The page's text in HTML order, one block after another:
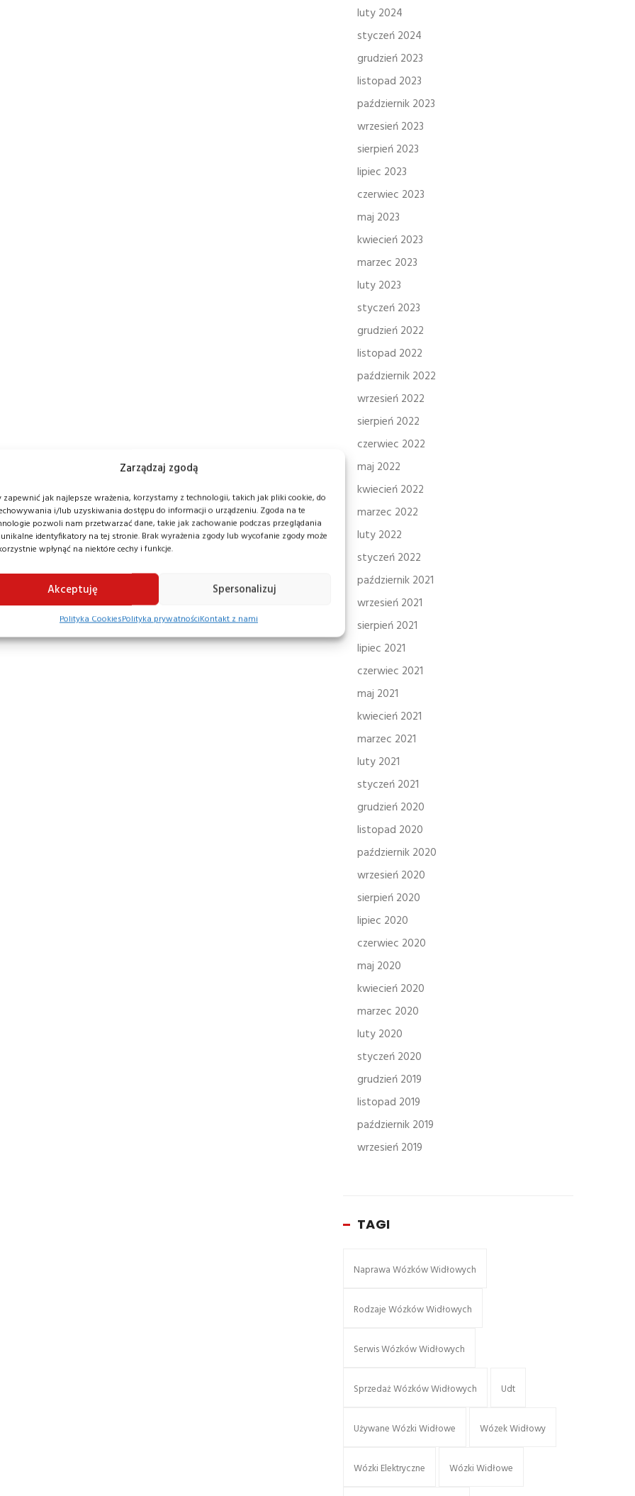
Zarządzaj zgodą
zapewnić jak najlepsze wrażenia, korzystamy z technologii, takich jak pliki cookie, do
i/lub uzyskiwania dostępu do informacji o urządzeniu. Zgoda na te
pozwoli nam przetwarzać dane, takie jak zachowanie podczas przeglądania
identyfikatory na tej stronie. Brak wyrażenia zgody lub wycofanie zgody może
wpłynąć na niektóre cechy i funkcje.
Akceptuję Spersonalizuj
Polityka CookiesPolityka prywatnościKontakt z nami
luty 2024
styczeń 2024
grudzień 2023
listopad 2023
październik 2023
wrzesień 2023
sierpień 2023
lipiec 2023
czerwiec 2023
maj 2023
kwiecień 2023
marzec 2023
luty 2023
styczeń 2023
grudzień 2022
listopad 2022
październik 2022
wrzesień 2022
sierpień 2022
czerwiec 2022
maj 2022
kwiecień 2022
marzec 2022
luty 2022
styczeń 2022
październik 2021
wrzesień 2021
sierpień 2021
lipiec 2021
czerwiec 2021
maj 2021
kwiecień 2021
marzec 2021
luty 2021
styczeń 2021
grudzień 2020
listopad 2020
październik 2020
wrzesień 2020
sierpień 2020
lipiec 2020
czerwiec 2020
maj 2020
kwiecień 2020
marzec 2020
luty 2020
styczeń 2020
grudzień 2019
listopad 2019
październik 2019
wrzesień 2019
TAGI
Naprawa Wózków Widłowych
Rodzaje Wózków Widłowych
Serwis Wózków Widłowych
Sprzedaż Wózków Widłowych Udt
Używane Wózki Widłowe Wózek Widłowy
Wózki Elektryczne Wózki Widłowe